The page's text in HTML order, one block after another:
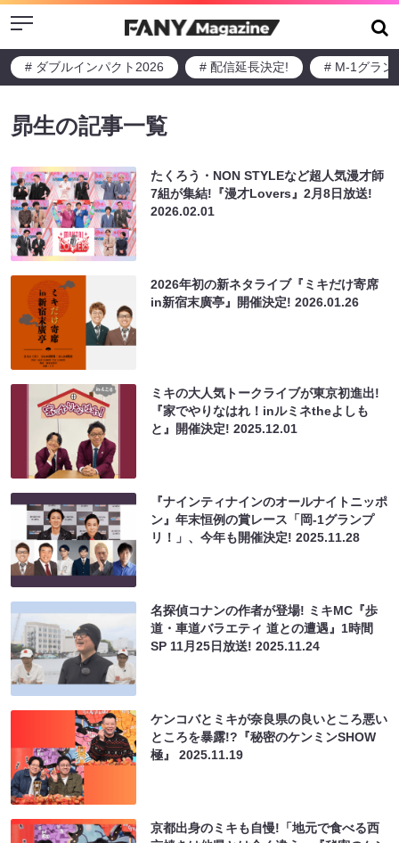
Menu
# ダブルインパクト2026 # 配信延長決定! # M-1グラン
昴生の記事一覧
たくろう・NON STYLEなど超人気漫才師
7組が集結!『漫才Lovers』2月8日放送!
2026.02.01
2026年初の新ネタライブ『ミキだけ寄席
in新宿末廣亭』開催決定!2026.01.26
ミキの大人気トークライブが東京初進出!
『家でやりなはれ！inルミネtheよしも
と』開催決定!2025.12.01
『ナインティナインのオールナイトニッポ
ン』年末恒例の賞レース「岡-1グランプ
リ！」、今年も開催決定!2025.11.28
名探偵コナンの作者が登場! ミキMC『歩
道・車道バラエティ 道との遭遇』1時間
SP 11月25日放送!2025.11.24
ケンコバとミキが奈良県の良いところ悪い
ところを暴露!?『秘密のケンミンSHOW
極』2025.11.19
京都出身のミキも自慢!「地元で食べる西